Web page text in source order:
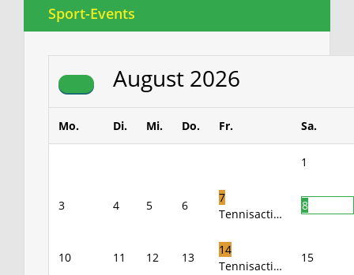
Sport-Events
August 2026
Mo. Di. Mi. Do. Fr. Sa.
1
3 4 5 6
7
Tennisacti…
8
10 11 12 13
14
Tennisacti…
15